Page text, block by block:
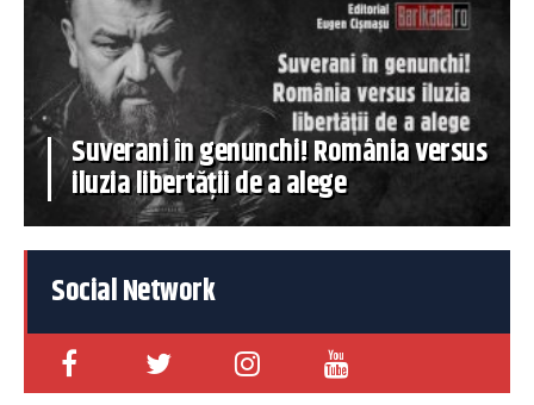
Suverani în genunchi! România versus
iluzia libertății de a alege
Social Network